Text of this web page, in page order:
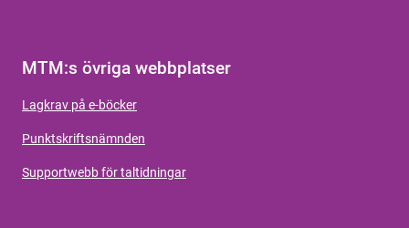
MTM:s övriga webbplatser
Lagkrav på e-böcker
Punktskriftsnämnden
Supportwebb för taltidningar